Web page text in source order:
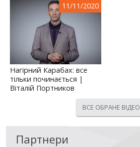
11/11/2020
Нагірний Карабах: все
тільки починається |
Віталій Портников
ВСЕ ОБРАНЕ ВІДЕО
Партнери